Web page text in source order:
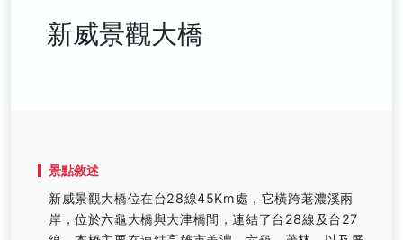
新威景觀大橋
景點敘述
新威景觀大橋位在台28線45Km處，它橫跨荖濃溪兩
岸，位於六龜大橋與大津橋間，連結了台28線及台27